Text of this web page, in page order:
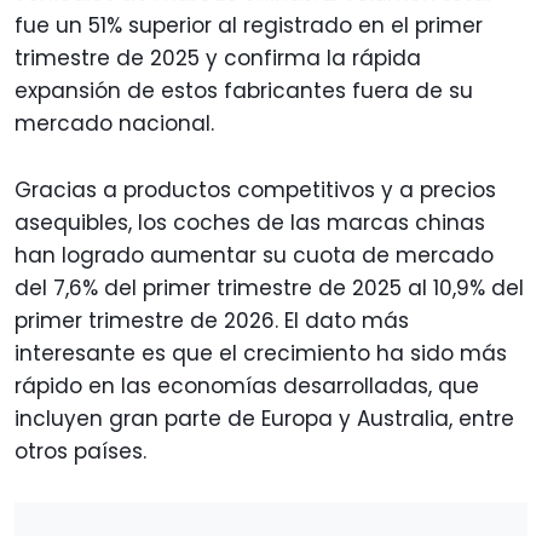
fue un 51% superior al registrado en el primer
trimestre de 2025 y confirma la rápida
expansión de estos fabricantes fuera de su
mercado nacional.
Gracias a productos competitivos y a precios
asequibles, los coches de las marcas chinas
han logrado aumentar su cuota de mercado
del 7,6% del primer trimestre de 2025 al 10,9% del
primer trimestre de 2026. El dato más
interesante es que el crecimiento ha sido más
rápido en las economías desarrolladas, que
incluyen gran parte de Europa y Australia, entre
otros países.